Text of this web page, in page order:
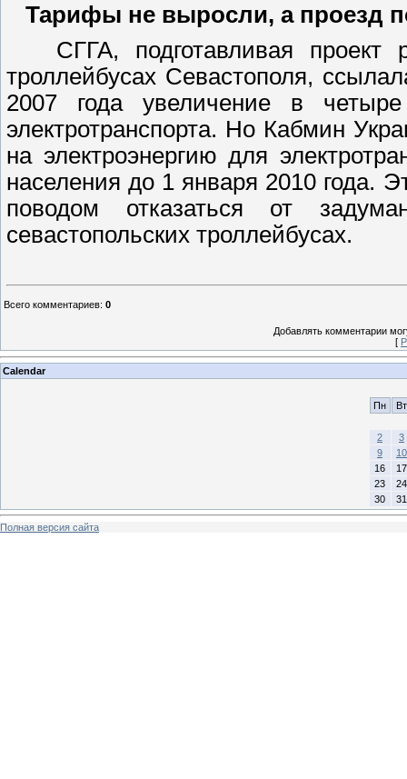
Тарифы не выросли, а проезд
СГГА, подготавливая проект
троллейбусах Севастополя,
2007 года увеличение в
электротранспорта. Но Кабмин
на электроэнергию для
населения до 1 января 2010 года.
поводом отказаться от
севастопольских троллейбусах.
Всего комментариев: 0
Добавлять комментарии
[
Calendar
Пн Вт
2
3
9
10
16
17
23
24
30
31
Полная версия сайта